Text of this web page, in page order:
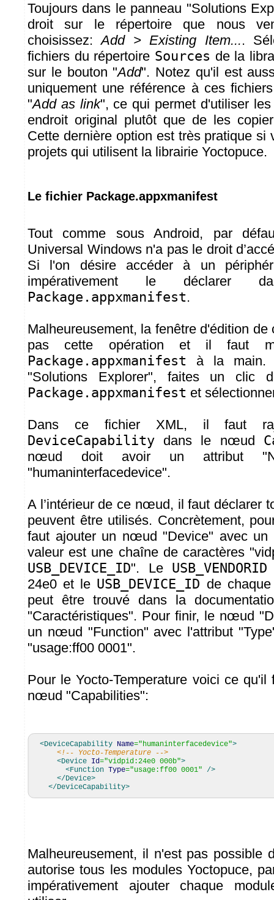
Toujours dans le panneau "Solutions
droit sur le répertoire que nous
choisissez:Add > Existing Item....
fichiers du répertoire Sources de la
sur le bouton "Add". Notez qu'il est
uniquement une référence à ces
"Add as link", ce qui permet d'utiliser
endroit original plutôt que de les
Cette dernière option est très pratique si
projets qui utilisent la librairie Yoctopuce.
Le fichier Package.appxmanifest
Tout comme sous Android, par
Universal Windows n'a pas le droit
Si l'on désire accéder à un
impérativement le déclarer
Package.appxmanifest.
Malheureusement, la fenêtre d'édition de
pas cette opération et il faut
Package.appxmanifest à la main.
"Solutions Explorer", faites un clic
Package.appxmanifest et
Dans ce fichier XML, il faut
DeviceCapability dans le nœud
nœud doit avoir un attribut
"humaninterfacedevice".
A l’intérieur de ce nœud, il faut déclarer
peuvent être utilisés. Concrètement,
faut ajouter un nœud "Device" avec un
valeur est une chaîne de caractères
USB_DEVICE_ID". Le USB_VENDORID
24e0 et le USB_DEVICE_ID de
peut être trouvé dans la
"Caractéristiques". Pour finir, le nœud
un nœud "Function" avec l'attribut
"usage:ff00 0001".
Pour le Yocto-Temperature voici ce
nœud "Capabilities":
<DeviceCapability Name="humaninterfacedevice">
<!-- Yocto-Temperature -->
<Device Id="vidpid:24e0 000b">
<Function Type="usage:ff00 0001" />
</Device>
</DeviceCapability>
Malheureusement, il n'est pas possible
autorise tous les modules Yoctopuce,
impérativement ajouter chaque